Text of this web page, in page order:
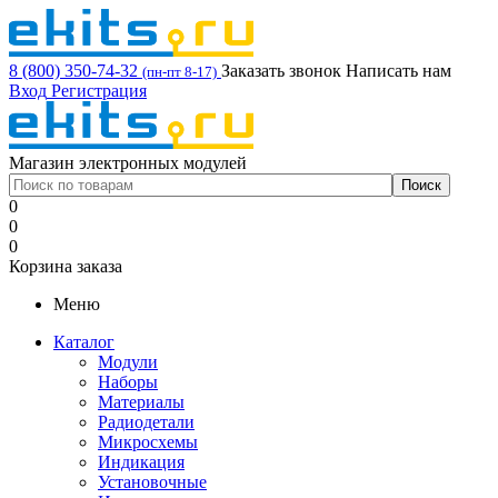
8 (800) 350-74-32 (пн-пт 8-17) Заказать звонок Написать нам
Вход Регистрация
Магазин электронных модулей
0
0
0
Корзина заказа
Меню
Каталог
Модули
Наборы
Материалы
Радиодетали
Микросхемы
Индикация
Установочные